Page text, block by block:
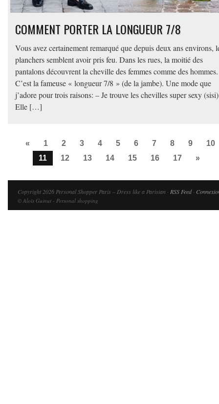
COMMENT PORTER LA LONGUEUR 7/8
Vous avez certainement remarqué que depuis deux ans environs,
planchers semblent avoir pris feu. Dans les rues, la moitié des
pantalons découvrent la cheville des femmes comme des hommes.
C’est la fameuse « longueur 7/8 » (de la jambe). Une mode que
j’adore pour trois raisons: – Je trouve les chevilles super sexy
Elle […]
« 1 2 3 4 5 6 7 8 9
10
11
12 13 14 15 16 17 »
Copyright 2026 Personal Shopper Paris – Dress like a Parisian · RSS Feed·
© Aloïs Guinut - Personal shopping